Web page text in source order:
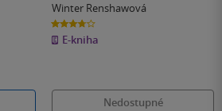
Winter Renshawová
3.8
z
5
hvězdiček
E-kniha
Nedostupné